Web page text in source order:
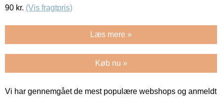
90 kr. (Vis fragtpris)
Læs mere »
Køb nu »
Vi har gennemgået de mest populære webshops og anmeldt